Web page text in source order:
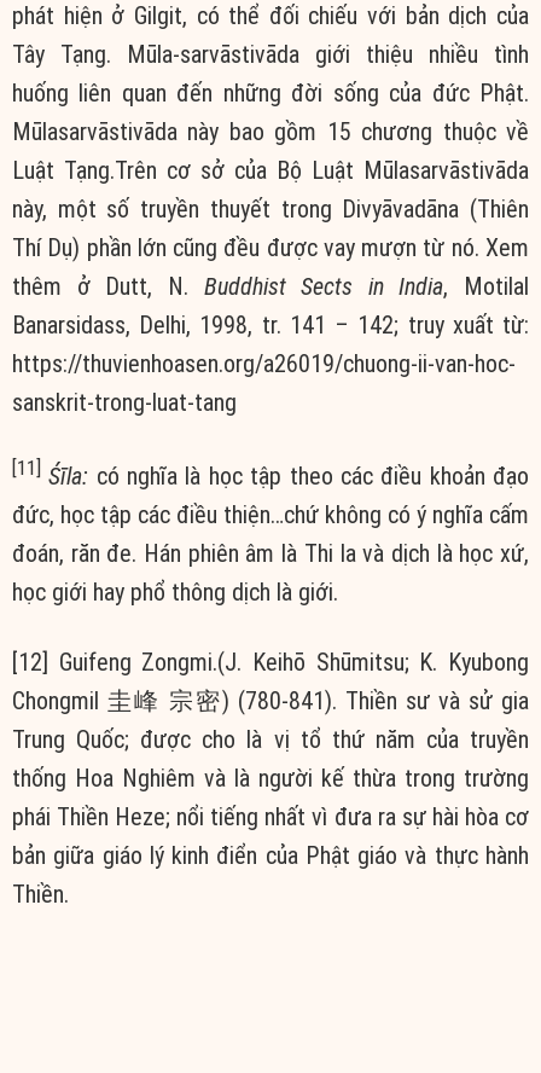
phát hiện ở Gilgit, có thể đối chiếu với bản dịch của
Tây Tạng. Mūla-sarvāstivāda giới thiệu nhiều tình
huống liên quan đến những đời sống của đức Phật.
Mūlasarvāstivāda này bao gồm 15 chương thuộc về
Luật Tạng.Trên cơ sở của Bộ Luật Mūlasarvāstivāda
này, một số truyền thuyết trong Divyāvadāna (Thiên
Thí Dụ) phần lớn cũng đều được vay mượn từ nó. Xem
thêm ở Dutt, N. Buddhist Sects in India, Motilal
Banarsidass, Delhi, 1998, tr. 141 – 142; truy xuất từ:
https://thuvienhoasen.org/a26019/chuong-ii-van-hoc-
sanskrit-trong-luat-tang
[11] Śīla: có nghĩa là học tập theo các điều khoản đạo
đức, học tập các điều thiện…chứ không có ý nghĩa cấm
đoán, răn đe. Hán phiên âm là Thi la và dịch là học xứ,
học giới hay phổ thông dịch là giới.
[12] Guifeng Zongmi.(J. Keihō Shūmitsu; K. Kyubong
Chongmil 圭峰 宗密) (780-841). Thiền sư và sử gia
Trung Quốc; được cho là vị tổ thứ năm của truyền
thống Hoa Nghiêm và là người kế thừa trong trường
phái Thiền Heze; nổi tiếng nhất vì đưa ra sự hài hòa cơ
bản giữa giáo lý kinh điển của Phật giáo và thực hành
Thiền.